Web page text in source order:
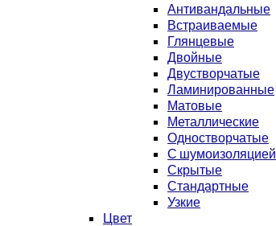
Антивандальные
Встраиваемые
Глянцевые
Двойные
Двустворчатые
Ламинированные
Матовые
Металлические
Одностворчатые
С шумоизоляцией
Скрытые
Стандартные
Узкие
Цвет